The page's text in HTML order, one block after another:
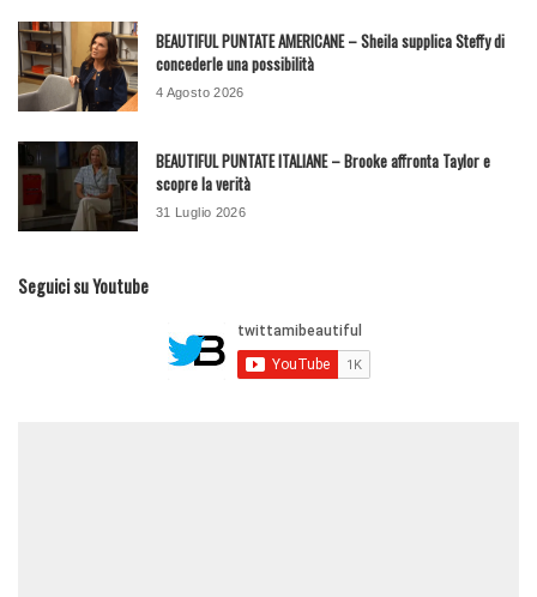
BEAUTIFUL PUNTATE AMERICANE – Sheila supplica Steffy di
concederle una possibilità
4 Agosto 2026
BEAUTIFUL PUNTATE ITALIANE – Brooke affronta Taylor e
scopre la verità
31 Luglio 2026
Seguici su Youtube